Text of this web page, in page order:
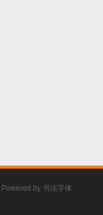
Powered by 书法字体